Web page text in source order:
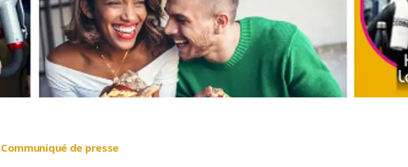
Communiqué de presse